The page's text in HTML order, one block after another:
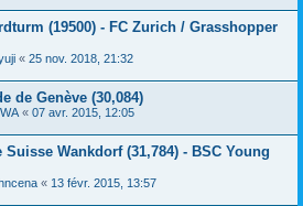
(19500) - FC Zurich / Grasshopper
« 25 nov. 2018, 21:32
de Genève (30,084)
« 07 avr. 2015, 12:05
Suisse Wankdorf (31,784) - BSC Young
« 13 févr. 2015, 13:57